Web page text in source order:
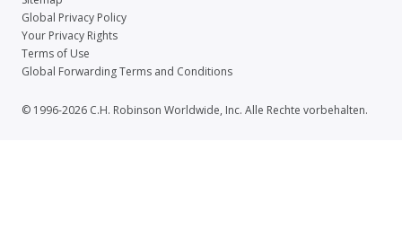
Global Privacy Policy
Your Privacy Rights
Terms of Use
Global Forwarding Terms and Conditions
© 1996-2026 C.H. Robinson Worldwide, Inc. Alle Rechte vorbehalten.